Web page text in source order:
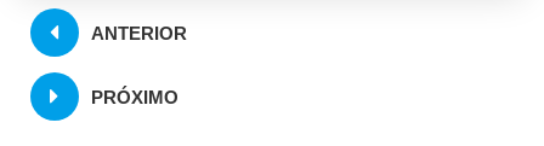
ANTERIOR
PRÓXIMO